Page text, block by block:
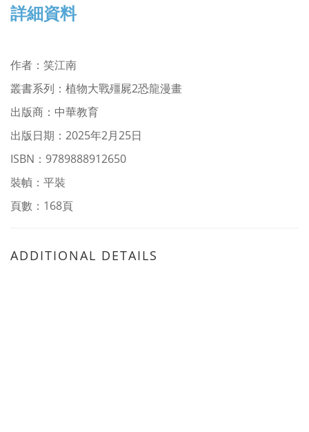
詳細資料
作者 ： 笑江南
叢書系列： 植物大戰殭屍2恐龍漫畫
出版商：中華教育
出版日期：2025年2月25日
ISBN：9789888912650
裝幀：平裝
頁數：168頁
ADDITIONAL DETAILS